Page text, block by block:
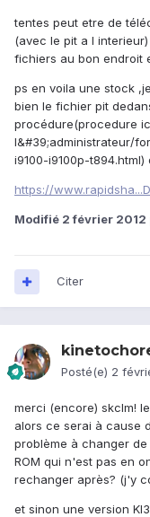
tentes peut etre de
(avec le pit a l
fichiers au bon endroit
ps en voila une stock
bien le fichier pit
procédure(procedure
l&#39;administrateur/
i9100-i9100p-
https://
Modifié 2 février 2012
Citer
Posté(e) 2
merci (encore) skclm!
alors ce serai à cause
problème à changer
ROM qui n'est pas en
rechanger après? (j'y
et sinon une version